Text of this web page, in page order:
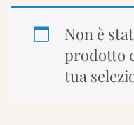
Non è
prodotto
tua